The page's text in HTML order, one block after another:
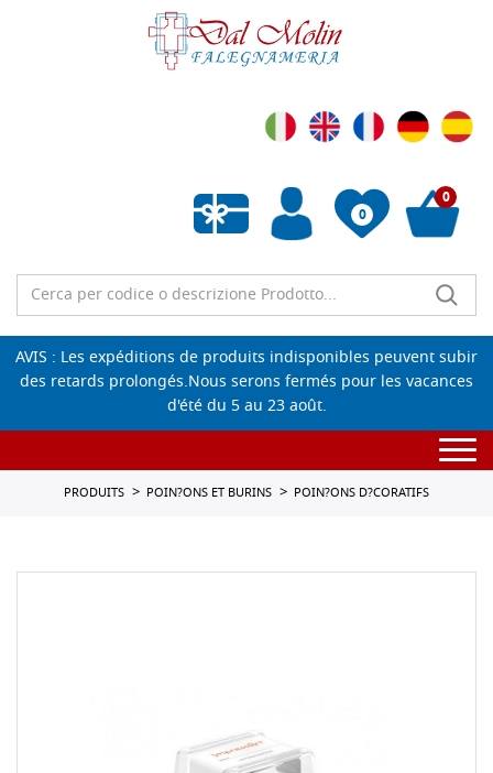
0
Liste de souhaits vide
0
AVIS : Les expéditions de produits indisponibles peuvent subir
des retards prolongés.Nous serons fermés pour les vacances
d'été du 5 au 23 août.
PRODUITS POIN?ONS ET BURINS POIN?ONS D?CORATIFS